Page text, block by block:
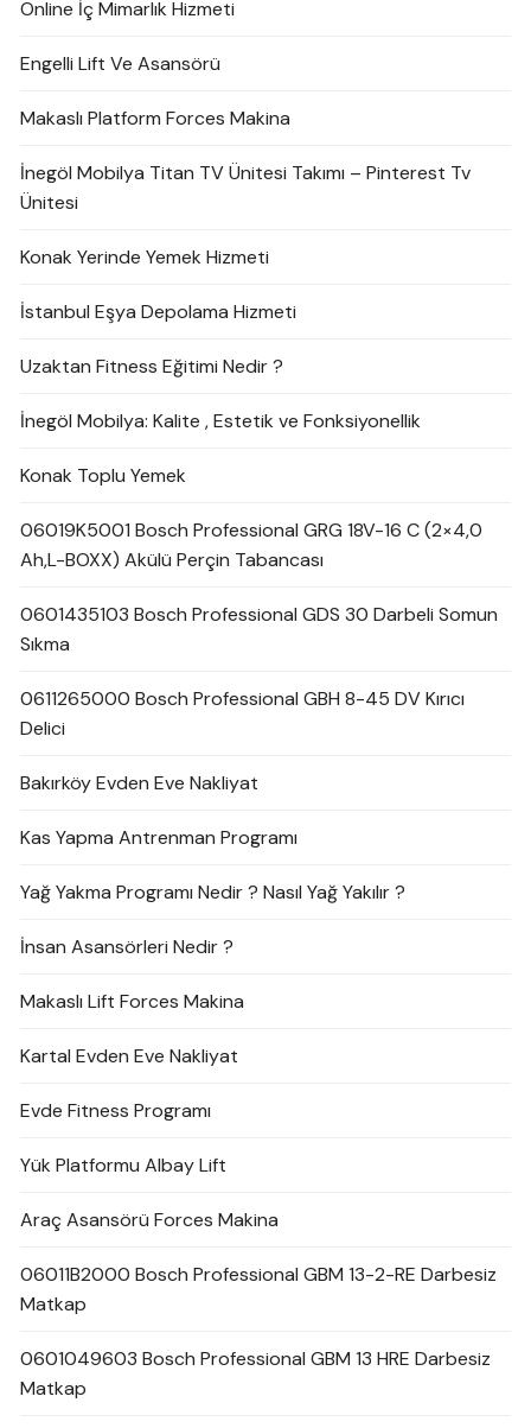
Online İç Mimarlık Hizmeti
Engelli Lift Ve Asansörü
Makaslı Platform Forces Makina
İnegöl Mobilya Titan TV Ünitesi Takımı – Pinterest Tv
Ünitesi
Konak Yerinde Yemek Hizmeti
İstanbul Eşya Depolama Hizmeti
Uzaktan Fitness Eğitimi Nedir ?
İnegöl Mobilya: Kalite , Estetik ve Fonksiyonellik
Konak Toplu Yemek
06019K5001 Bosch Professional GRG 18V-16 C (2×4,0
Ah,L-BOXX) Akülü Perçin Tabancası
0601435103 Bosch Professional GDS 30 Darbeli Somun
Sıkma
0611265000 Bosch Professional GBH 8-45 DV Kırıcı
Delici
Bakırköy Evden Eve Nakliyat
Kas Yapma Antrenman Programı
Yağ Yakma Programı Nedir ? Nasıl Yağ Yakılır ?
İnsan Asansörleri Nedir ?
Makaslı Lift Forces Makina
Kartal Evden Eve Nakliyat
Evde Fitness Programı
Yük Platformu Albay Lift
Araç Asansörü Forces Makina
06011B2000 Bosch Professional GBM 13-2-RE Darbesiz
Matkap
0601049603 Bosch Professional GBM 13 HRE Darbesiz
Matkap